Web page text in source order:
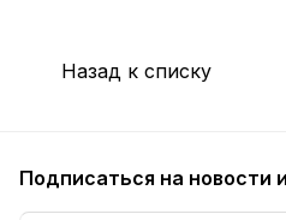
Назад к списку
Подписаться на новости